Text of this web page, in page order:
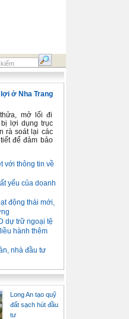
ở Nha Trang
mở lối đi
lợi dụng trục
rà soát lại các
để đảm bảo
với thông tin về
yếu của doanh
động thái mới,
dự trữ ngoại tệ
hành thêm
nhà đầu tư
Long An tạo quỹ
đất sạch hút đầu
tư